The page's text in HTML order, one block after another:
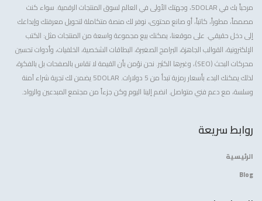
مرحباً بك في 5DOLAR، وجهتك الأولى في العالم لسوق المنتجات الرقمية. سواء كنت
مصمماً، مطوراً، كاتباً، أو صانع محتوى، نوفر لك منصة متكاملة لتحويل معرفتك وإبداعك
إلى دخل حقيقي. على موقعنا، يمكنك بيع مجموعة واسعة من المنتجات مثل: الكتب
الإلكترونية، القوالب الجاهزة، البرامج الصغيرة، البطاقات الشخصية، الخلفيات، وأدوات تحسين
محركات البحث (SEO)، وغيرها الكثير. نحن نؤمن بأن القيمة لا تقاس بالصفحات بل بالفكرة،
لذلك يمكنك البدء بأسعار رمزية تبدأ من 5 دولارات. 5DOLAR يضمن لك تجربة شراء آمنة
وسلسة، مع دعم فني متواصل. انضم إلينا اليوم وكن جزءاً من مجتمع المبدعين والرواد.
روابط سريعة
الرئيسية
Blog